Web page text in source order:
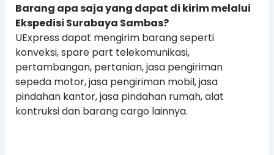
Barang apa saja yang dapat di kirim melalui
Ekspedisi Surabaya Sambas?
UExpress dapat mengirim barang seperti
konveksi, spare part telekomunikasi,
pertambangan, pertanian, jasa pengiriman
sepeda motor, jasa pengiriman mobil, jasa
pindahan kantor, jasa pindahan rumah, alat
kontruksi dan barang cargo lainnya.